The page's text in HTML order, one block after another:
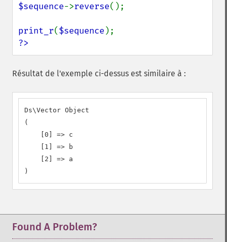
$sequence->reverse();
print_r($sequence
?>
Résultat de l'exemple ci-dessus est similaire à :
Ds\Vector Object
(
    [0] => c
    [1] => b
    [2] => a
)
Found A Problem?